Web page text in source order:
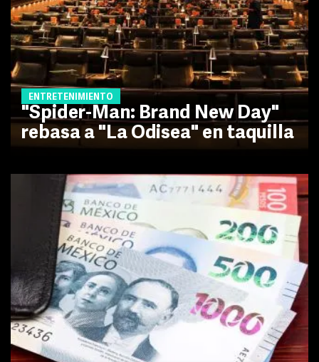
ENTRETENIMIENTO
"Spider-Man: Brand New Day"
rebasa a "La Odisea" en taquilla